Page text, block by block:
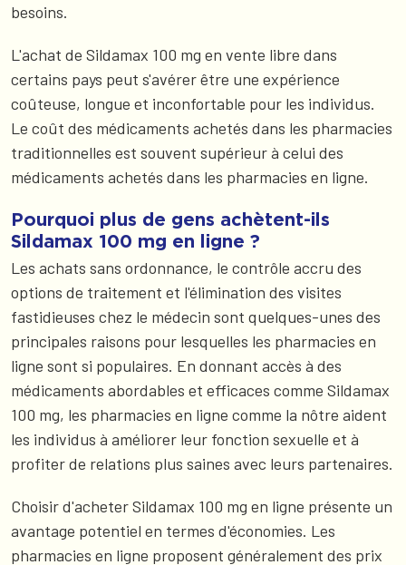
besoins.
L'achat de Sildamax 100 mg en vente libre dans
certains pays peut s'avérer être une expérience
coûteuse, longue et inconfortable pour les individus.
Le coût des médicaments achetés dans les pharmacies
traditionnelles est souvent supérieur à celui des
médicaments achetés dans les pharmacies en ligne.
Pourquoi plus de gens achètent-ils
Sildamax 100 mg en ligne ?
Les achats sans ordonnance, le contrôle accru des
options de traitement et l'élimination des visites
fastidieuses chez le médecin sont quelques-unes des
principales raisons pour lesquelles les pharmacies en
ligne sont si populaires. En donnant accès à des
médicaments abordables et efficaces comme Sildamax
100 mg, les pharmacies en ligne comme la nôtre aident
les individus à améliorer leur fonction sexuelle et à
profiter de relations plus saines avec leurs partenaires.
Choisir d'acheter Sildamax 100 mg en ligne présente un
avantage potentiel en termes d'économies. Les
pharmacies en ligne proposent généralement des prix